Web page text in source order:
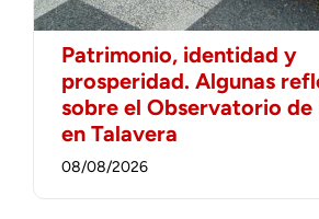
Patrimonio, identidad y
prosperidad. Algunas
sobre el Observatorio de
en Talavera
08/08/2026